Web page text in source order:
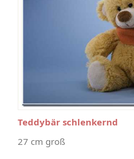
Teddybär schlenkernd
27 cm groß